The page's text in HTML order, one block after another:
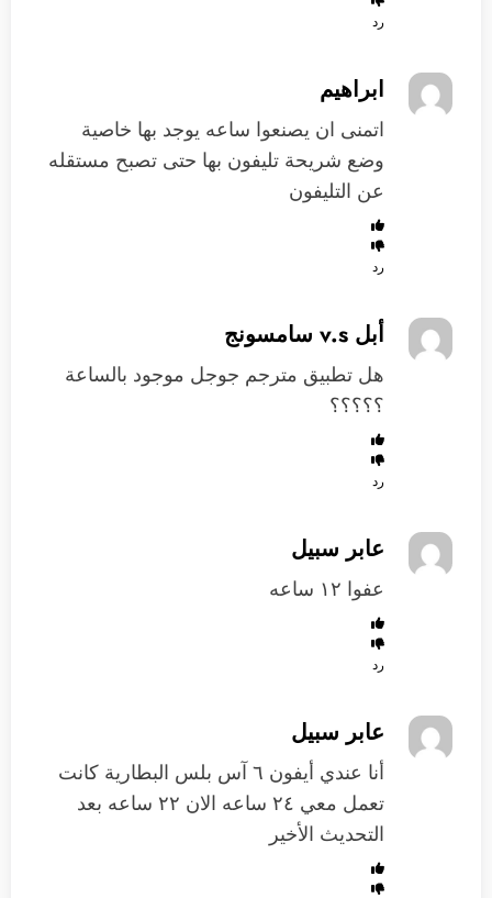
رد
ابراهيم
اتمنى ان يصنعوا ساعه يوجد بها خاصية
وضع شريحة تليفون بها حتى تصبح مستقله
عن التليفون
رد
أبل v.s سامسونج
هل تطبيق مترجم جوجل موجود بالساعة
؟؟؟؟؟
رد
عابر سبيل
عفوا ١٢ ساعه
رد
عابر سبيل
أنا عندي أيفون ٦ آس بلس البطارية كانت
تعمل معي ٢٤ ساعه الان ٢٢ ساعه بعد
التحديث الأخير